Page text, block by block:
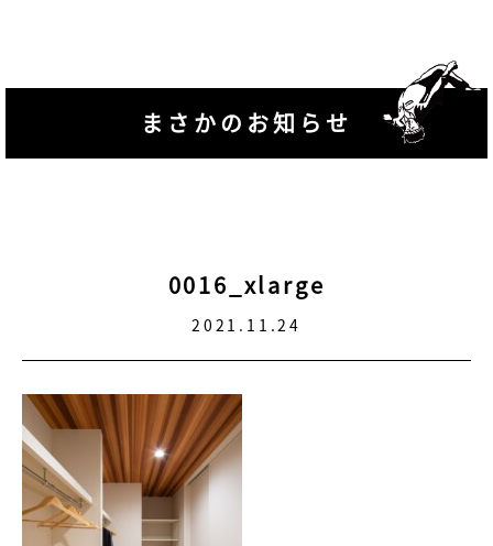
まさかのお知らせ
0016_xlarge
2021.11.24